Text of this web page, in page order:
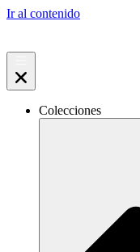
Ir al contenido
Colecciones